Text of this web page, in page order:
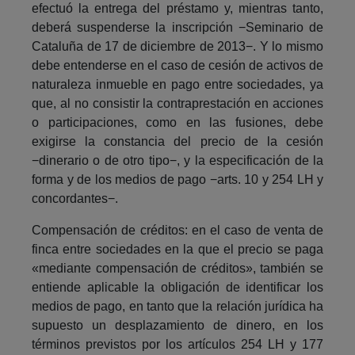
efectuó la entrega del préstamo y, mientras tanto,
deberá suspenderse la inscripción −Seminario de
Cataluña de 17 de diciembre de 2013−. Y lo mismo
debe entenderse en el caso de cesión de activos de
naturaleza inmueble en pago entre sociedades, ya
que, al no consistir la contraprestación en acciones
o participaciones, como en las fusiones, debe
exigirse la constancia del precio de la cesión
−dinerario o de otro tipo−, y la especificación de la
forma y de los medios de pago −arts. 10 y 254 LH y
concordantes−.
Compensación de créditos: en el caso de venta de
finca entre sociedades en la que el precio se paga
«mediante compensación de créditos», también se
entiende aplicable la obligación de identificar los
medios de pago, en tanto que la relación jurídica ha
supuesto un desplazamiento de dinero, en los
términos previstos por los artículos 254 LH y 177